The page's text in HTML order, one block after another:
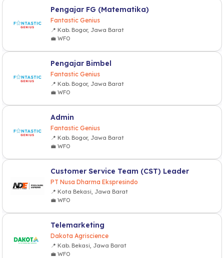
Pengajar FG (Matematika)
Fantastic Genius
📍 Kab. Bogor, Jawa Barat
💼 WFO
Pengajar Bimbel
Fantastic Genius
📍 Kab. Bogor, Jawa Barat
💼 WFO
Admin
Fantastic Genius
📍 Kab. Bogor, Jawa Barat
💼 WFO
Customer Service Team (CST) Leader
PT Nusa Dharma Ekspresindo
📍 Kota Bekasi, Jawa Barat
💼 WFO
Telemarketing
Dakota Agriscience
📍 Kab. Bekasi, Jawa Barat
💼 WFO